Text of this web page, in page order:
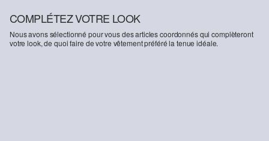
COMPLÉTEZ VOTRE LOOK
Nous avons sélectionné pour vous des articles coordonnés qui complèteront
votre look, de quoi faire de votre vêtement préféré la tenue idéale.